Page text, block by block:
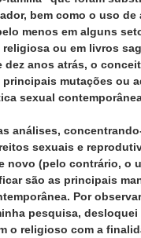
bem como o uso
menos em alguns
ou em livros
dez anos atrás, o
principais mutações ou
sexual
análises,
sexuais e
novo (pelo contrário, o
são as principais
Por
pesquisa,
o religioso com a